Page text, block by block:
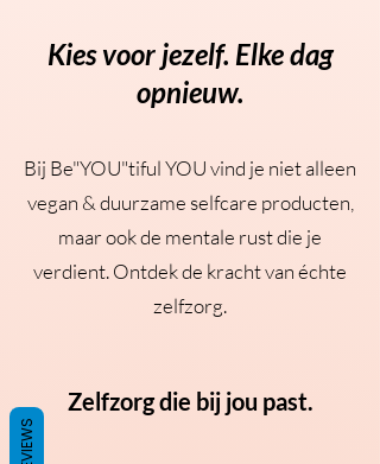
Kies voor jezelf. Elke dag
opnieuw.
Bij Be"YOU"tiful YOU vind je niet alleen
vegan & duurzame selfcare producten,
maar ook de mentale rust die je
verdient. Ontdek de kracht van échte
zelfzorg.
Zelfzorg die bij jou past.
REVIEWS